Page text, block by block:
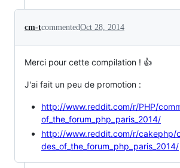
cm-tcommentedOct 28, 2014
Merci pour cette compilation ! 👍
J'ai fait un peu de promotion :
http://www.reddit.com/r/PHP/
of_the_forum_php_paris_2014/
http://www.reddit.com/r/cakephp/
des_of_the_forum_php_paris_2014/